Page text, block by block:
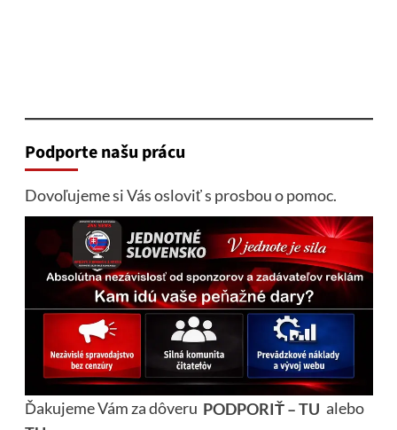
Podporte našu prácu
Dovoľujeme si Vás osloviť s prosbou o pomoc.
Ďakujeme Vám za dôveru PODPORIŤ – TU alebo